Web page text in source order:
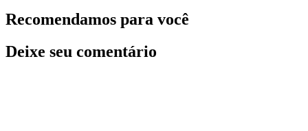
Recomendamos para você
Deixe seu comentário